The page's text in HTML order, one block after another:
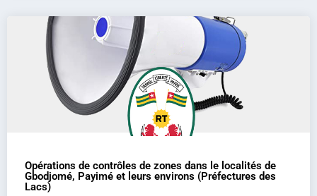
Opérations de contrôles de zones dans le localités de
Gbodjomé, Payimé et leurs environs (Préfectures des
Lacs)